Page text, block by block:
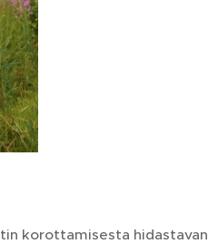
korottamisesta hidastavan